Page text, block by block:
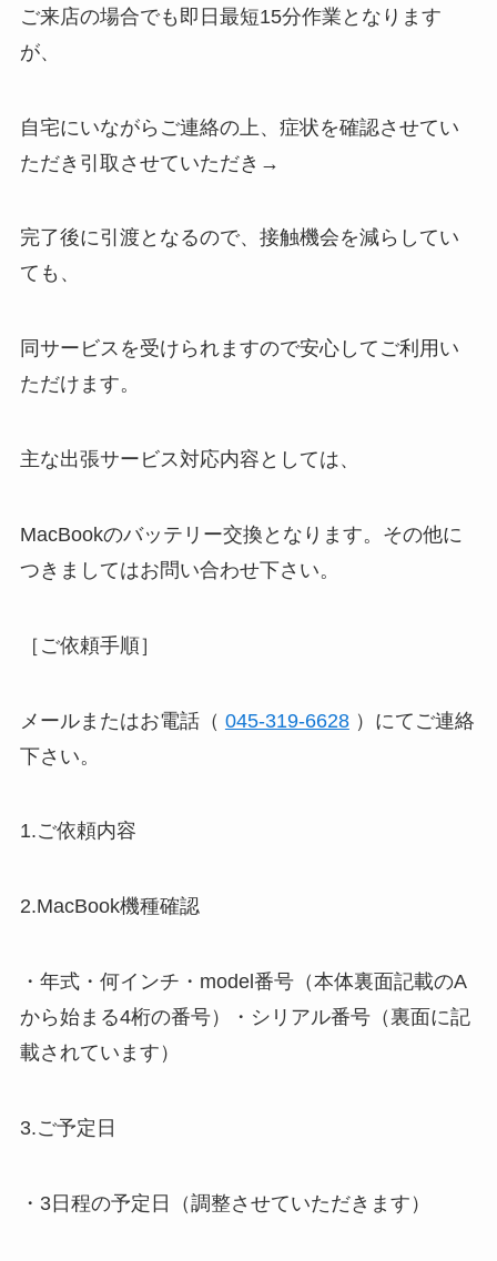
ご来店の場合でも即日最短15分作業となります
が、
自宅にいながらご連絡の上、症状を確認させてい
ただき引取させていただき→
完了後に引渡となるので、接触機会を減らしてい
ても、
同サービスを受けられますので安心してご利用い
ただけます。
主な出張サービス対応内容としては、
MacBookのバッテリー交換となります。その他に
つきましてはお問い合わせ下さい。
［ご依頼手順］
メールまたはお電話（ 045-319-6628）にてご連絡
下さい。
1.ご依頼内容
2.MacBook機種確認
・年式・何インチ・model番号（本体裏面記載のA
から始まる4桁の番号）・シリアル番号（裏面に記
載されています）
3.ご予定日
・3日程の予定日（調整させていただきます）